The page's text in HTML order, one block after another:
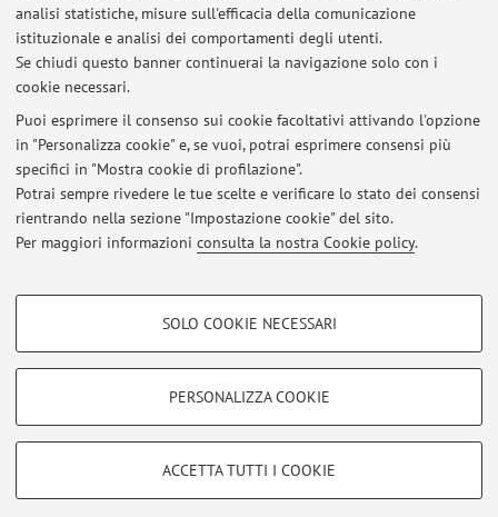
analisi statistiche, misure sull'efficacia della comunicazione
istituzionale e analisi dei comportamenti degli utenti.
Se chiudi questo banner continuerai la navigazione solo con i
cookie necessari.
Puoi esprimere il consenso sui cookie facoltativi attivando l'opzione
in "Personalizza cookie" e, se vuoi, potrai esprimere consensi più
specifici in "Mostra cookie di profilazione".
Potrai sempre rivedere le tue scelte e verificare lo stato dei consensi
rientrando nella sezione "Impostazione cookie" del sito.
Per maggiori informazioni consulta la nostra Cookie policy.
COOKIE DI PROFILAZIONE - FACOLTATIVI
COOKIE TECNICI - NECESSARI
Si tratta di cookie tecnici utilizzati, a titolo esemplificativo, per il corretto
SOLO COOKIE NECESSARI
PERSONALIZZA COOKIE
ACCETTA TUTTI I COOKIE
In evidenza
Personal web page
X (formerly Twitter)
Area riservata
Accedi tramiteloginper gestire tutti i contenuti del sito.
Zamboni, 33 - 40126 Bologna - Partita IVA: 01131710376